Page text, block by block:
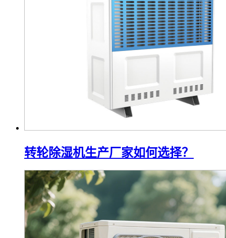
转轮除湿机生产厂家如何选择？